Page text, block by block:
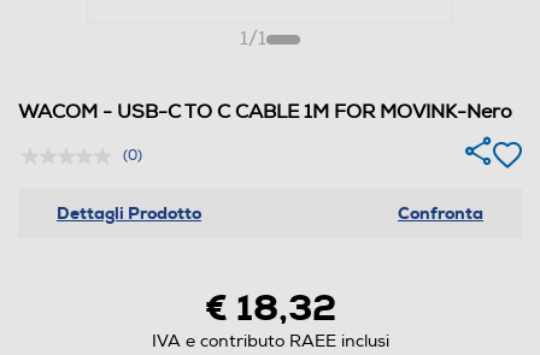
1/1
WACOM - USB-C TO C CABLE 1M FOR MOVINK-Nero
(0)
Dettagli Prodotto Confronta
€ 18,32
IVA e contributo RAEE inclusi